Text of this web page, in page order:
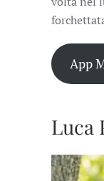
App
Luca